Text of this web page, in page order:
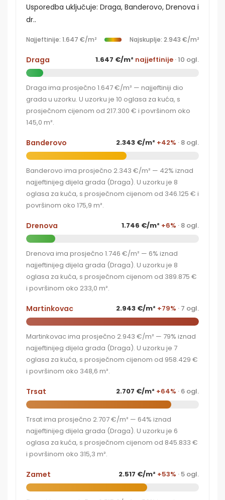
Usporedba uključuje: Draga, Banderovo, Drenova i
dr..
Najjeftinije: 1.647 €/m² Najskuplje: 2.943 €/m²
Draga 1.647 €/m² najjeftinije · 10 ogl.
Draga ima prosječno 1.647 €/m² — najjeftiniji dio
grada u uzorku. U uzorku je 10 oglasa za kuća, s
prosječnom cijenom od 217.300 € i površinom oko
145,0 m².
Banderovo 2.343 €/m² +42% · 8 ogl.
Banderovo ima prosječno 2.343 €/m² — 42% iznad
najjeftinijeg dijela grada (Draga). U uzorku je 8
oglasa za kuća, s prosječnom cijenom od 346.125 € i
površinom oko 175,9 m².
Drenova 1.746 €/m² +6% · 8 ogl.
Drenova ima prosječno 1.746 €/m² — 6% iznad
najjeftinijeg dijela grada (Draga). U uzorku je 8
oglasa za kuća, s prosječnom cijenom od 389.875 €
i površinom oko 233,0 m².
Martinkovac 2.943 €/m² +79% · 7 ogl.
Martinkovac ima prosječno 2.943 €/m² — 79% iznad
najjeftinijeg dijela grada (Draga). U uzorku je 7
oglasa za kuća, s prosječnom cijenom od 958.429 €
i površinom oko 348,6 m².
Trsat 2.707 €/m² +64% · 6 ogl.
Trsat ima prosječno 2.707 €/m² — 64% iznad
najjeftinijeg dijela grada (Draga). U uzorku je 6
oglasa za kuća, s prosječnom cijenom od 845.833 €
i površinom oko 315,3 m².
Zamet 2.517 €/m² +53% · 5 ogl.